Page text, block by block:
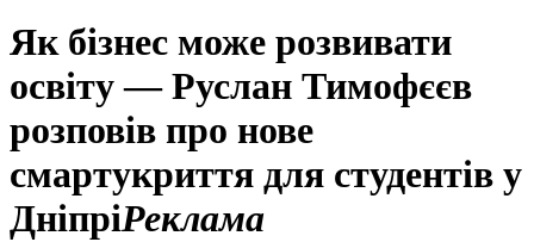
Як бізнес може розвивати
освіту — Руслан Тимофєєв
розповів про нове
смартукриття для студентів у
ДніпріРеклама